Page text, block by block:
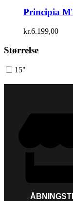
Principia
kr.6.199,00
Størrelse
15"